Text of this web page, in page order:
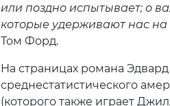
или поздно испытывает; о
которые удерживают нас на
Том Форд.
На страницах романа
среднестатистического
(которого также играет